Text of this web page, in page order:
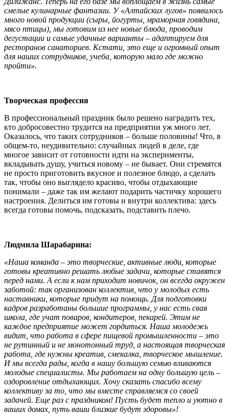
смелые кулинарные фантазии. У «Алтайских лугов» появилось
много новой продукции (сыры, йогурты, мраморная говядина,
мясо птицы), мы готовим из нее новые блюда, проводим
дегустации и самые удачные варианты – адаптируем для
ресторанов санаториев. Кстати, это еще и огромный опыт
для наших сотрудников, учеба, которую мало где можно
пройти».
Творческая профессия
В профессиональный праздник было решено наградить тех,
кто добросовестно трудится на предприятии уж много лет.
Оказалось, что таких сотрудников – больше половины! Что, в
общем-то, неудивительно: случайных людей в деле, где
многое зависит от готовности идти на эксперименты,
вкладывать душу, учиться новому – не бывает. Они стремятся
не просто приготовить вкусное и полезное блюдо, а сделать
так, чтобы оно выглядело красиво, чтобы отдыхающие
понимали – даже так им желают подарить частичку хорошего
настроения. Делиться им готовы и внутри коллектива: здесь
всегда готовы помочь, подсказать, подставить плечо.
Людмила Шарабарина:
«Наша команда – это творческие, активные люди, которые
готовы креативно решать любые задачи, которые ставятся
перед нами. А если к нам приходит новичок, он всегда окружен
заботой: так организован коллектив, что у молодых есть
наставники, которые придут на помощь. Для подготовки
кадров разработаны большие программы, у нас есть свая
школа, где учат поваров, кондитеров, пекарей. Этим не
каждое предприятие может гордиться. Наша молодежь
видит, что работа в сфере пищевой промышленности – это
не рутинный и не монотонный труд, а настоящая творческая
работа, где нужны креатив, смекалка, творческое мышление.
И мы всегда рады, когда в нашу большую семью вливаются
молодые специалисты. Мы работаем на одну большую цель –
оздоровление отдыхающих. Хочу сказать спасибо всему
коллективу за то, что мы вместе справляемся со своей
задачей. Еще раз с праздником! Пусть будет тепло и уютно в
ваших домах, путь ваши близкие будут здоровы»!